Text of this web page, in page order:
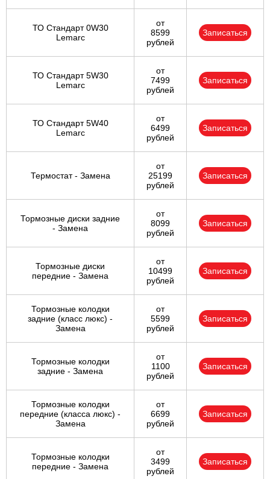
ТО Стандарт 0W30
Lemarc
от
8599
рублей
Записаться
ТО Стандарт 5W30
Lemarc
от
7499
рублей
Записаться
ТО Стандарт 5W40
Lemarc
от
6499
рублей
Записаться
Термостат - Замена
от
25199
рублей
Записаться
Тормозные диски задние
- Замена
от
8099
рублей
Записаться
Тормозные диски
передние - Замена
от
10499
рублей
Записаться
Тормозные колодки
задние (класс люкс) -
Замена
от
5599
рублей
Записаться
Тормозные колодки
задние - Замена
от
1100
рублей
Записаться
Тормозные колодки
передние (класса люкс) -
Замена
от
6699
рублей
Записаться
Тормозные колодки
передние - Замена
от
3499
рублей
Записаться